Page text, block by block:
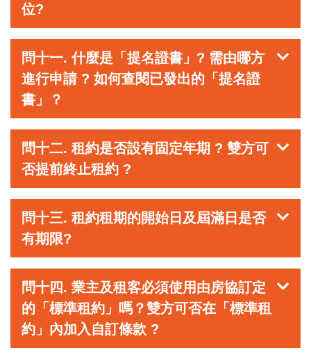
位?
問十一. 什麼是「提名證書」? 需由哪方
進行申請 ? 如何查閱已發出的「提名證
書」？
問十二. 租約是否設有固定年期 ? 雙方可
否提前終止租約 ?
問十三. 租約租期的開始日及屆滿日是否
有期限?
問十四. 業主及租客必須使用由房協訂定
的「標準租約」嗎？雙方可否在「標準租
約」內加入自訂條款 ?